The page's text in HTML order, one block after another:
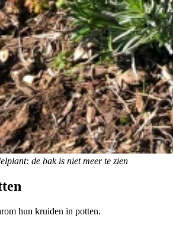
de bak is niet meer te zien
hun kruiden in potten.